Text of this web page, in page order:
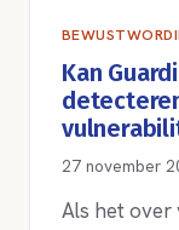
Kan
27 november
Als het over